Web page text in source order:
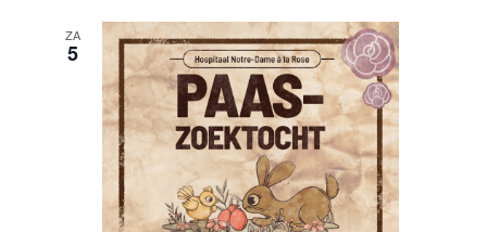
ZA
5